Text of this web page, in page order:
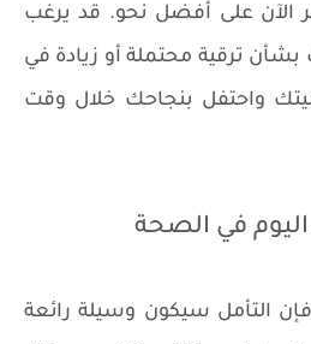
الآن على أفضل نحو. قد يرغب
ترقية محتملة أو زيادة في
واحتفل بنجاحك خلال وقت
في الصحة
فإن التأمل سيكون وسيلة رائعة